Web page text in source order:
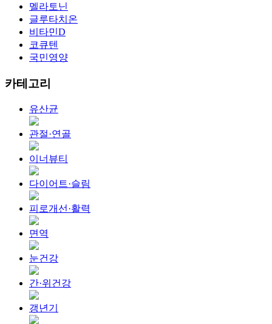
멜라토닌
글루타치온
비타민D
코큐텐
국민영양
카테고리
유산균
관절·연골
이너뷰티
다이어트·슬림
피로개선·활력
면역
눈건강
간·위건강
갱년기